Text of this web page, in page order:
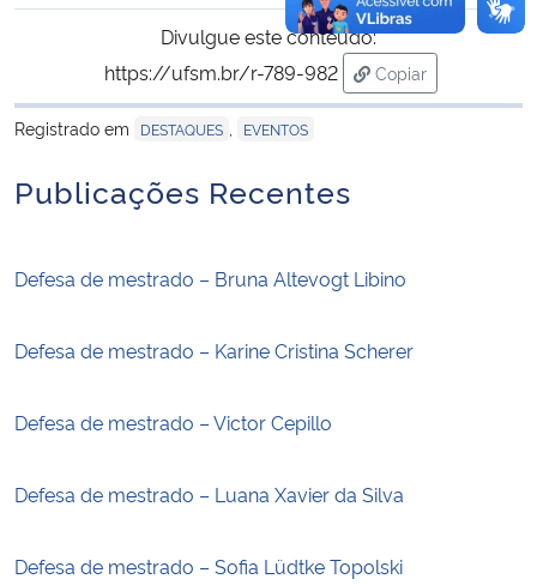
Divulgue este conteúdo:
https://ufsm.br/r-789-982
Copiar
para área de
Registrado em
DESTAQUES EVENTOS
Publicações Recentes
Defesa de mestrado – Bruna Altevogt Libino
Defesa de mestrado – Karine Cristina Scherer
Defesa de mestrado – Victor Cepillo
Defesa de mestrado – Luana Xavier da Silva
Defesa de mestrado – Sofia Lüdtke Topolski